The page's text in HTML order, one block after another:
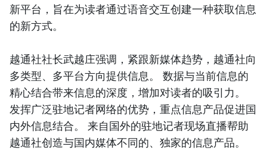
新平台，旨在为读者通过语音交互创建一种获取信息
的新方式。
越通社社长武越庄强调，紧跟新媒体趋势，越通社向
多类型、多平台方向提供信息。 数据与当前信息的
精心结合带来信息的深度，增加对读者的吸引力。
发挥广泛驻地记者网络的优势，重点信息产品促进国
内外信息结合。 来自国外的驻地记者现场直播帮助
越通社创造与国内媒体不同的、独家的信息产品。